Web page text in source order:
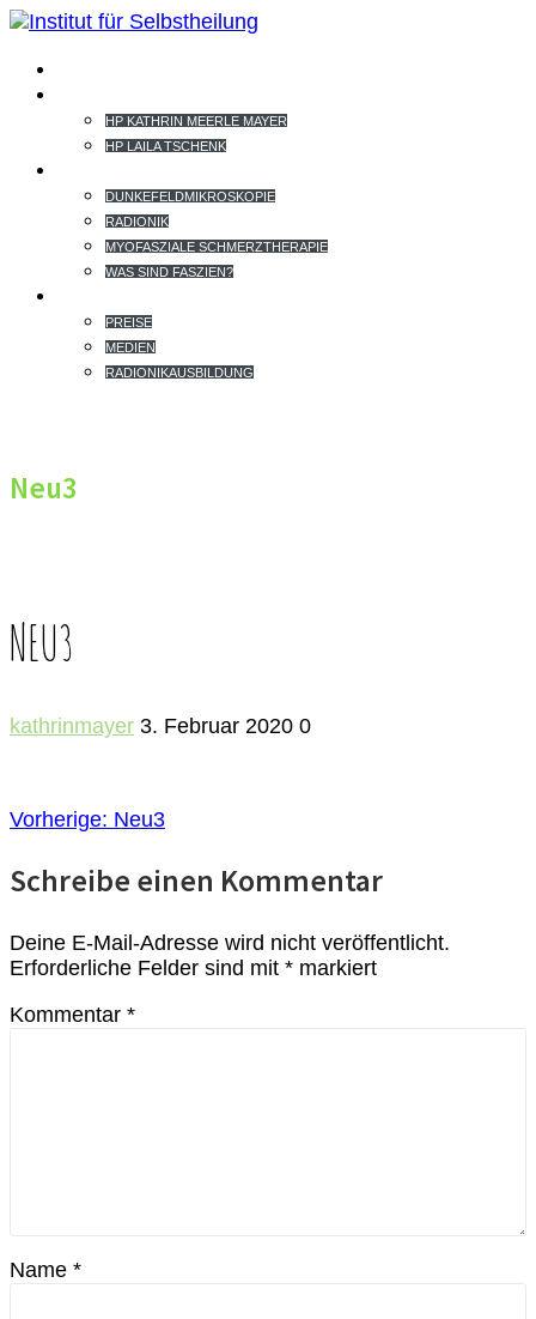
HP KATHRIN MEERLE MAYER
HP LAILA TSCHENK
DUNKEFELDMIKROSKOPIE
RADIONIK
MYOFASZIALE SCHMERZTHERAPIE
WAS SIND FASZIEN?
PREISE
MEDIEN
RADIONIKAUSBILDUNG
Neu3
NEU3
kathrinmayer 3. Februar 2020 0
BEITRAGSNAVIGATION
Vorherige: Vorheriger
Neu3
Schreibe einen Kommentar
Deine E-Mail-Adresse wird nicht veröffentlicht.
Erforderliche Felder sind mit * markiert
Kommentar *
Name *